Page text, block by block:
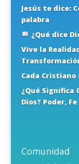
Jesús te dice:
palabra
¿Qué dice
Vive la
Cada Cristiano
¿Qué Significa
Dios? Poder,
Comunidad